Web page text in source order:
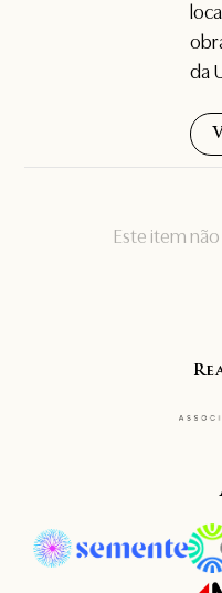
Este item
da